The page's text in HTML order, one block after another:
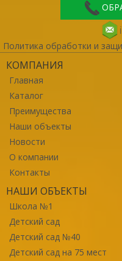
Политика обработки и
КОМПАНИЯ
Главная
Каталог
Преимущества
Наши объекты
Новости
О компании
Контакты
НАШИ ОБЪЕКТЫ
Школа №1
Детский сад
Детский сад №40
Детский сад на 75 мест